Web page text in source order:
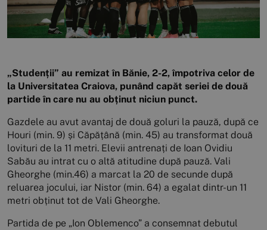
„Studenții” au remizat în Bănie, 2-2, împotriva celor de
la Universitatea Craiova, punând capăt seriei de două
partide în care nu au obținut niciun punct.
Gazdele au avut avantaj de două goluri la pauză, după ce
Houri (min. 9) și Căpățână (min. 45) au transformat două
lovituri de la 11 metri. Elevii antrenați de Ioan Ovidiu
Sabău au intrat cu o altă atitudine după pauză. Vali
Gheorghe (min.46) a marcat la 20 de secunde după
reluarea jocului, iar Nistor (min. 64) a egalat dintr-un 11
metri obținut tot de Vali Gheorghe.
Partida de pe „Ion Oblemenco” a consemnat debutul